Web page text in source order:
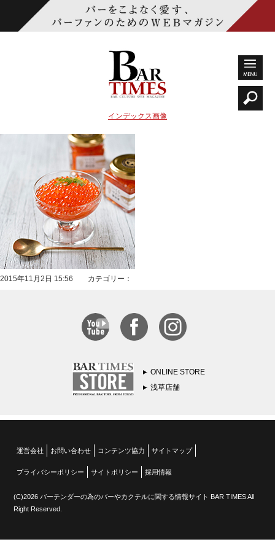
インデックス画像
2015年11月2日 15:56 カテゴリー：
ONLINE STORE
浅草店舗
運営会社 お問い合わせ コンテンツ協力 サイトマップ
プライバシーポリシー サイトポリシー 採用情報
(C)2026 バーテンダーの為のバーやカクテルに関する情報サイト BAR TIMES All
Right Reserved.